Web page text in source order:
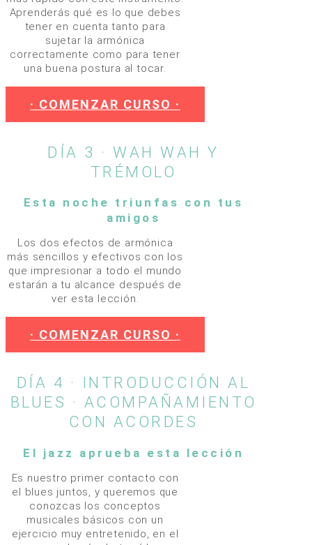
Aprenderás qué es lo que debes
tener en cuenta tanto para
sujetar la armónica
correctamente como para tener
una buena postura al tocar.
· COMENZAR CURSO ·
DÍA 3 · WAH WAH Y
TRÉMOLO
Esta noche triunfas con tus
amigos
Los dos efectos de armónica
más sencillos y efectivos con los
que impresionar a todo el mundo
estarán a tu alcance después de
ver esta lección.
· COMENZAR CURSO ·
DÍA 4 · INTRODUCCIÓN AL
BLUES · ACOMPAÑAMIENTO
CON ACORDES
El jazz aprueba esta lección
Es nuestro primer contacto con
el blues juntos, y queremos que
conozcas los conceptos
musicales básicos con un
ejercicio muy entretenido, en el